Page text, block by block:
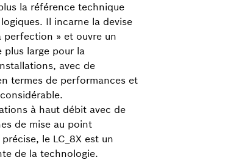
la référence technique
Il incarne la devise
perfection » et ouvre un
plus large pour la
avec de
termes de performances et
à haut débit avec de
de mise au point
le LC_8X est un
de la technologie.